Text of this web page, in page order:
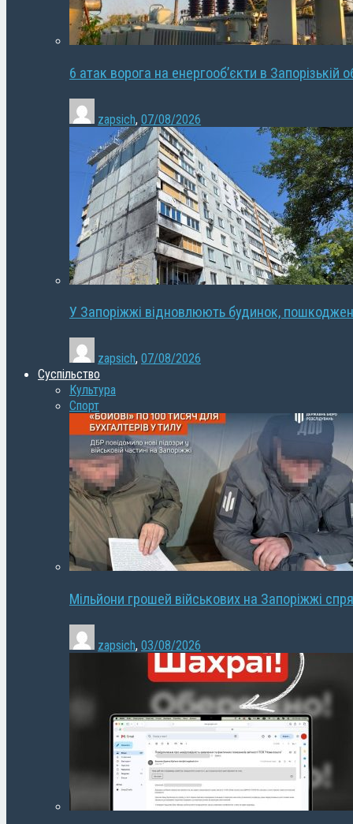
6 атак ворога на енергооб’єкти в Запорізькій
zapsich, 07/08/2026
У Запоріжжі відновлюють будинок,
zapsich, 07/08/2026
Суспільство
Культура
Спорт
Мільйони грошей військових на Запоріжжі
zapsich, 03/08/2026